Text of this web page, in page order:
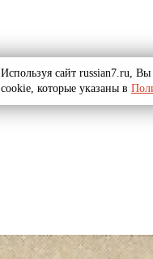
Используя сайт russian7.ru,
cookie, которые указаны в